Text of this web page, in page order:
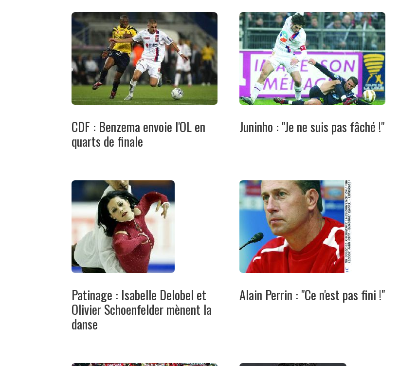
CDF : Benzema envoie l'OL en
quarts de finale
Juninho : "Je ne suis pas fâché !"
Patinage : Isabelle Delobel et
Olivier Schoenfelder mènent la
danse
Alain Perrin : "Ce n'est pas fini !"